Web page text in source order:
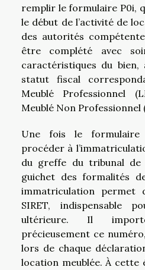
remplir le formulaire P0i,
le début de l’activité de
des autorités
être complété avec
caractéristiques du
statut fiscal
Meublé Professionnel
Meublé Non Professionnel
Une fois le
procéder à
du greffe du tribunal de
guichet des formalités
immatriculation permet
SIRET, indispensable
ultérieure. Il
précieusement ce
lors de chaque
location meublée. À